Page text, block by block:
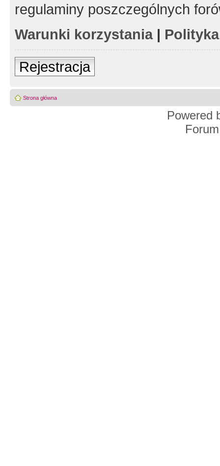
regulaminy poszczególnych
Warunki korzystania|
Rejestracja
Strona główna
Powered